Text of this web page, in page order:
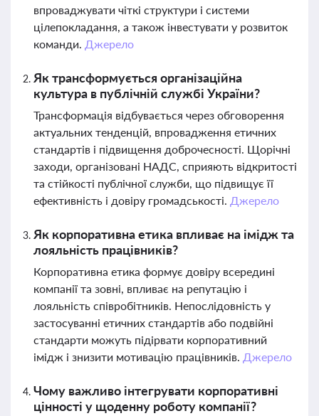
впроваджувати чіткі структури і системи
цілепокладання, а також інвестувати у розвиток
команди. Джерело
Як трансформується організаційна
культура в публічній службі України?
Трансформація відбувається через обговорення
актуальних тенденцій, впровадження етичних
стандартів і підвищення доброчесності. Щорічні
заходи, організовані НАДС, сприяють відкритості
та стійкості публічної служби, що підвищує її
ефективність і довіру громадськості. Джерело
Як корпоративна етика впливає на імідж та
лояльність працівників?
Корпоративна етика формує довіру всередині
компанії та зовні, впливає на репутацію і
лояльність співробітників. Непослідовність у
застосуванні етичних стандартів або подвійні
стандарти можуть підірвати корпоративний
імідж і знизити мотивацію працівників. Джерело
Чому важливо інтегрувати корпоративні
цінності у щоденну роботу компанії?